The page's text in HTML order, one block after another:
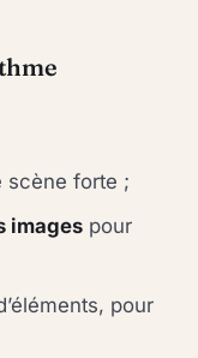
scène forte ;
images pour
pour